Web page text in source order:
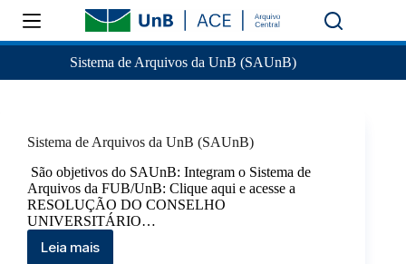
Sistema de Arquivos da UnB (SAUnB)
Sistema de Arquivos da UnB (SAUnB)
São objetivos do SAUnB: Integram o Sistema de
Arquivos da FUB/UnB: Clique aqui e acesse a
RESOLUÇÃO DO CONSELHO
UNIVERSITÁRIO…
Leia mais